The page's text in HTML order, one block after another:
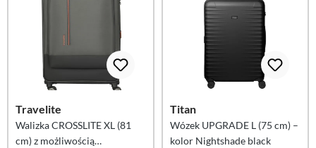
Travelite
Walizka CROSSLITE XL (81
cm) z możliwością
Titan
Wózek UPGRADE L (75 cm) –
kolor Nightshade black